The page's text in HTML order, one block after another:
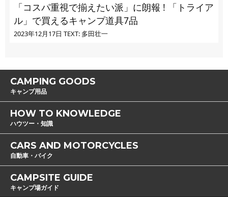
「コスパ重視で揃えたい派」に朗報 ! 「トライア
ル」で買えるキャンプ道具7品
2023年12月17日 TEXT: 多田壮一
CAMPING GOODS
キャンプ用品
HOW TO KNOWLEDGE
ハウツー・知識
CARS AND MOTORCYCLES
自動車・バイク
CAMPSITE GUIDE
キャンプ場ガイド